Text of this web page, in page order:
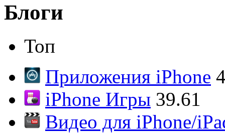
Блоги
Топ
Приложения iPhone
iPhone Игры 39.61
Видео для iPhone/